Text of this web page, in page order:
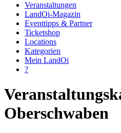
Veranstaltungen
LandOi-Magazin
Eventtipps & Partner
Ticketshop
Locations
Kategorien
Mein LandOi
?
Oberschwaben